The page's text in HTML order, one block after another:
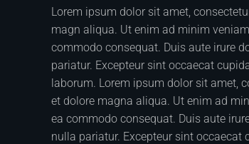
Lorem ipsum dolor sit amet,
magn aliqua. Ut enim ad minim
commodo consequat. Duis aute irure
pariatur. Excepteur sint occaecat
laborum. Lorem ipsum dolor sit amet,
et dolore magna aliqua. Ut enim ad
ea commodo consequat. Duis aute
nulla pariatur. Excepteur sint